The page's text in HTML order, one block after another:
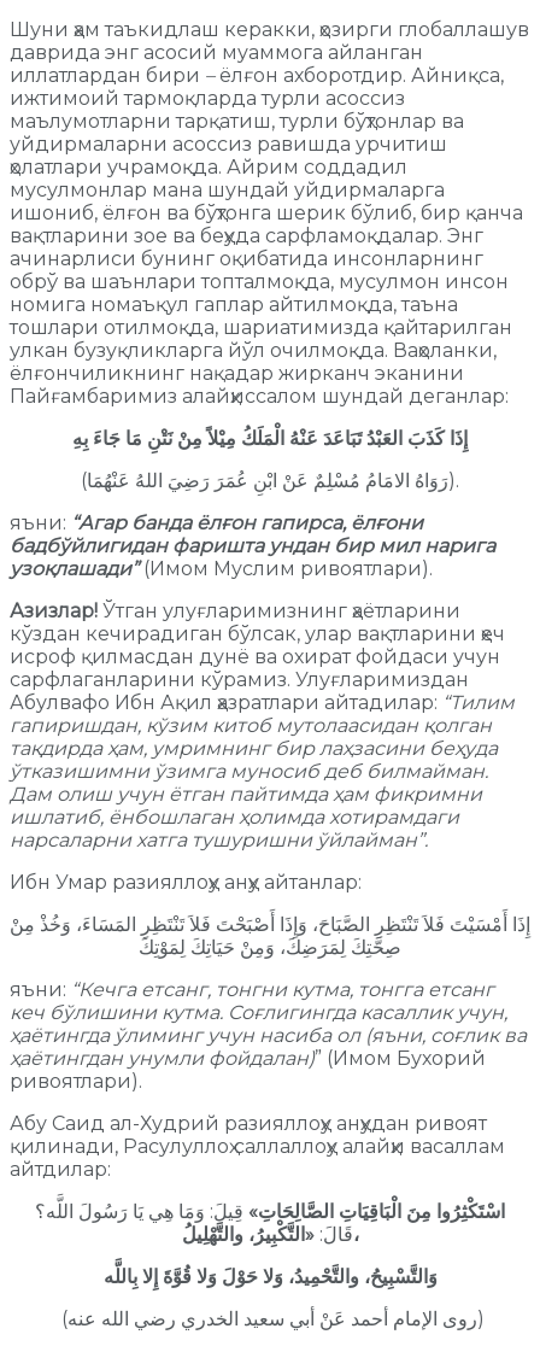
Шуни ҳам таъкидлаш керакки, ҳозирги глобаллашув
даврида энг асосий муаммога айланган
иллатлардан бири –ёлғон ахборотдир. Айниқса,
ижтимоий тармоқларда турли асоссиз
маълумотларни тарқатиш, турли бўҳтонлар ва
уйдирмаларни асоссиз равишда урчитиш
ҳолатлари учрамоқда. Айрим соддадил
мусулмонлар мана шундай уйдирмаларга
ишониб, ёлғон ва бўҳтонга шерик бўлиб, бир қанча
вақтларини зое ва беҳуда сарфламоқдалар. Энг
ачинарлиси бунинг оқибатида инсонларнинг
обрў ва шаънлари топталмоқда, мусулмон инсон
номига номаъқул гаплар айтилмоқда, таъна
тошлари отилмоқда, шариатимизда қайтарилган
улкан бузуқликларга йўл очилмоқда. Ваҳоланки,
ёлғончиликнинг нақадар жирканч эканини
Пайғамбаримиз алайҳиссалом шундай деганлар:
(رَوَاهُ الامَامُ مُسْلِمٌ عَنْ ابْنِ عُمَرَ رَضِيَ اللهُ عَنْهُمَا).
яъни: “Агар банда ёлғон гапирса, ёлғони
бадбўйлигидан фаришта ундан бир мил нарига
узоқлашади”(Имом Муслим ривоятлари).
Азизлар! Ўтган улуғларимизнинг ҳаётларини
кўздан кечирадиган бўлсак, улар вақтларини ҳеч
исроф қилмасдан дунё ва охират фойдаси учун
сарфлаганларини кўрамиз. Улуғларимиздан
Абулвафо Ибн Ақил ҳазратлари айтадилар: “Тилим
гапиришдан, кўзим китоб мутолаасидан қолган
тақдирда ҳам, умримнинг бир лаҳзасини беҳуда
ўтказишимни ўзимга муносиб деб билмайман.
Дам олиш учун ётган пайтимда ҳам фикримни
ишлатиб, ёнбошлаган ҳолимда хотирамдаги
нарсаларни хатга тушуришни ўйлайман”.
Ибн Умар разияллоҳу анҳу айтанлар:
إِذَا أَمْسَيْتَ فَلاَ تَنْتَظِرِ الصَّبَاحَ، وَإِذَا أَصْبَحْتَ فَلاَ تَنْتَظِرِ المَسَاءَ، وَخُذْ مِنْ
صِحَّتِكَ لِمَرَضِكَ، وَمِنْ حَيَاتِكَ لِمَوْتِكَ
яъни: “Кечга етсанг, тонгни кутма, тонгга етсанг
кеч бўлишини кутма. Соғлигингда касаллик учун,
ҳаётингда ўлиминг учун насиба ол (яъни, соғлик ва
ҳаётингдан унумли фойдалан)” (Имом Бухорий
ривоятлари).
Абу Саид ал-Худрий разияллоҳу анҳудан ривоят
қилинади, Расулуллоҳ саллаллоҳу алайҳи васаллам
айтдилар:
اسْتَكْثِرُوا مِنَ الْبَاقِيَاتِ الصَّالِحَاتِ» قِيلَ: وَمَا هِي يَا رَسُولَ اللَّه؟
قَالَ:«التَّكْبِيرُ، والتَّهْلِيلُ،
وَالتَّسْبِيحُ، والتَّحْمِيدُ، وَلا حَوْلَ وَلا قُوَّةَ إِلا بِاللَّه
(روى الإمام أحمد عَنْ أبي سعيد الخدري رضي الله عنه)